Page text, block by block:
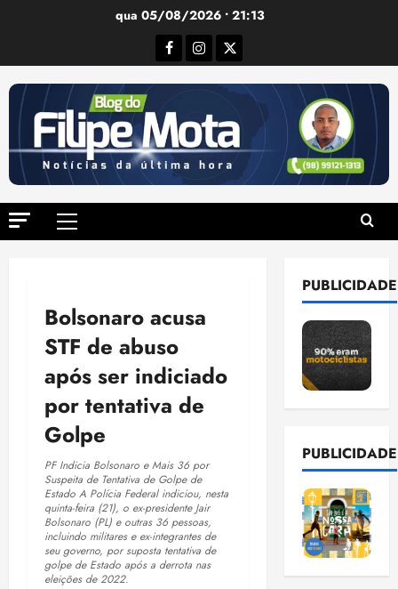
qua 05/08/2026 • 21:13
Facebook
Instagram
Twitter
Menu
Bolsonaro acusa
STF de abuso
após ser indiciado
por tentativa de
Golpe
PF Indicia Bolsonaro e Mais 36 por
Suspeita de Tentativa de Golpe de
Estado A Polícia Federal indiciou, nesta
quinta-feira (21), o ex-presidente Jair
Bolsonaro (PL) e outras 36 pessoas,
incluindo militares e ex-integrantes de
seu governo, por suposta tentativa de
golpe de Estado após a derrota nas
eleições de 2022.
PUBLICIDADE
PUBLICIDADE